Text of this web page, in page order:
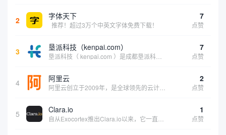
2 字体天下
推荐！超过3万个中英文字体免费下载！
7
点赞
3 垦派科技（kenpai.com） 7
点赞
4 阿里云 2
点赞
5 Clara.io 1
点赞